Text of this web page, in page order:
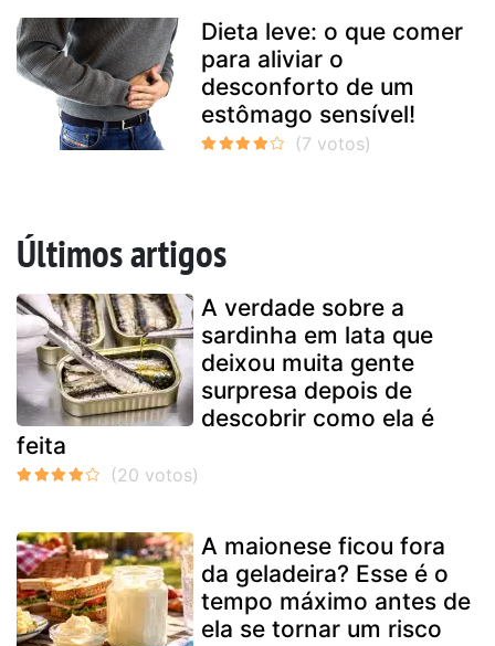
Dieta leve: o que comer
para aliviar o
desconforto de um
estômago sensível!
Últimos artigos
A verdade sobre a
sardinha em lata que
deixou muita gente
surpresa depois de
descobrir como ela é
feita
A maionese ficou fora
da geladeira? Esse é o
tempo máximo antes de
ela se tornar um risco